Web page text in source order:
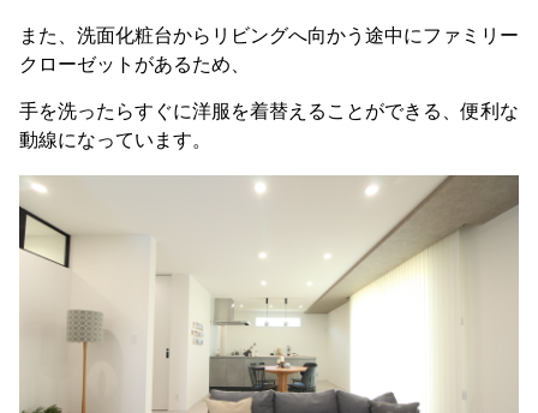
また、洗面化粧台からリビングへ向かう途中にファミリー
クローゼットがあるため、
手を洗ったらすぐに洋服を着替えることができる、便利な
動線になっています。